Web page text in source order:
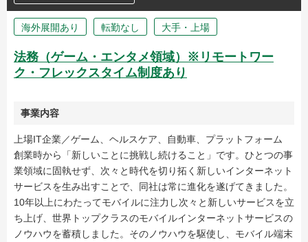
海外展開あり 転勤なし 大手・上場
法務（ゲーム・エンタメ領域）※リモートワー
ク・フレックスタイム制度あり
事業内容
上場IT企業／ゲーム、ヘルスケア、自動車、プラットフォーム
創業時から「新しいことに挑戦し続けること」です。ひとつの事
業領域に固執せず、次々と時代を切り拓く新しいインターネット
サービスを生み出すことで、同社は常に進化を遂げてきました。
10年以上にわたってモバイルに注力し次々と新しいサービスを立
ち上げ、世界トップクラスのモバイルインターネットサービスの
ノウハウを蓄積しました。そのノウハウを駆使し、モバイル端末